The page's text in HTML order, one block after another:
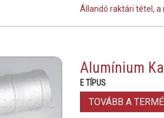
Állandó raktári tétel,
Alumínium
E TÍPUS
TOVÁBB A